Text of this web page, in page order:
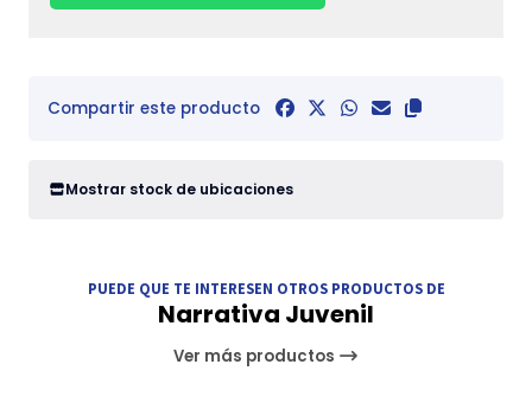
Compartir este producto
Mostrar stock de ubicaciones
PUEDE QUE TE INTERESEN OTROS PRODUCTOS DE
Narrativa Juvenil
Ver más productos